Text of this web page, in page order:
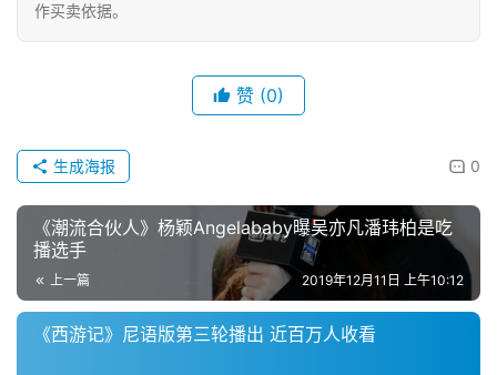
关
联
系
们
作买卖依据。
赞 (0)
0
生成海报
《潮流合伙人》杨颖Angelababy曝吴亦凡潘玮柏是吃
播选手
上一篇 2019年12月11日 上午10:12
《西游记》尼语版第三轮播出 近百万人收看